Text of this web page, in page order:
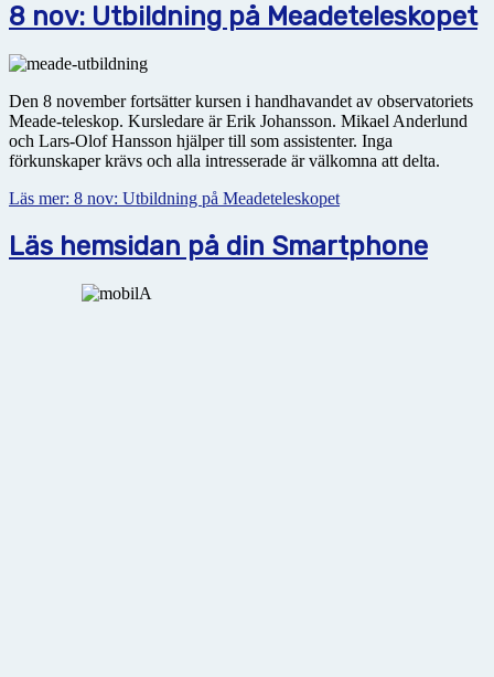
8 nov: Utbildning på Meadeteleskopet
Den 8 november fortsätter kursen i handhavandet av observatoriets
Meade-teleskop. Kursledare är Erik Johansson. Mikael Anderlund
och Lars-Olof Hansson hjälper till som assistenter. Inga
förkunskaper krävs och alla intresserade är välkomna att delta.
Läs mer: 8 nov: Utbildning på Meadeteleskopet
Läs hemsidan på din Smartphone